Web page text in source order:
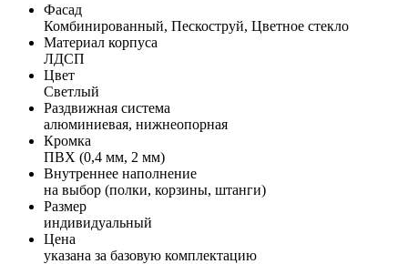
Фасад
Комбинированный, Пескоструй, Цветное стекло
Материал корпуса
ЛДСП
Цвет
Светлый
Раздвижная система
алюминиевая, нижнеопорная
Кромка
ПВХ (0,4 мм, 2 мм)
Внутреннее наполнение
на выбор (полки, корзины, штанги)
Размер
индивидуальный
Цена
указана за базовую комплектацию